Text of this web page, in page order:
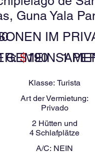
$190
Guna Yala
IM
Klasse: Turista
Art der Vermietung:
Privado
2 Hütten und
4Schlafplätze
A/C: NEIN
1